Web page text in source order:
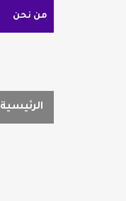
من نحن
الرئيسية